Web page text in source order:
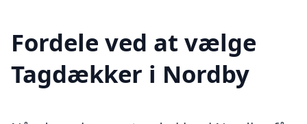
Fordele ved at vælge
Tagdækker i Nordby